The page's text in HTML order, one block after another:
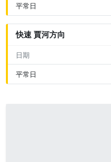
平常日
快速 賈河方向
日期
平常日